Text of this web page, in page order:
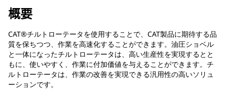
概要
CAT®チルトローテータを使用することで、CAT製品に期待する品
質を保ちつつ、作業を高速化することができます。油圧ショベル
と一体になったチルトローテータは、高い生産性を実現するとと
もに、使いやすく、作業に付加価値を与えることができます。チ
ルトローテータは、作業の改善を実現できる汎用性の高いソリュ
ーションです。